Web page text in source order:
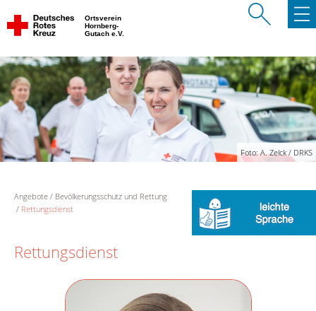
Ortsverein
Hornberg-
Gutach e.V.
Foto: A. Zelck / DRKS
Angebote
Bevölkerungsschutz und Rettung
Rettungsdienst
Rettungsdienst